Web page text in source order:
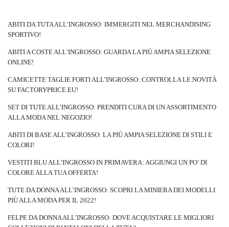
ABITI DA TUTA ALL’INGROSSO: IMMERGITI NEL MERCHANDISING
SPORTIVO!
ABITI A COSTE ALL’INGROSSO: GUARDA LA PIÙ AMPIA SELEZIONE
ONLINE!
CAMICETTE TAGLIE FORTI ALL’INGROSSO: CONTROLLA LE NOVITÀ
SU FACTORYPRICE.EU!
SET DI TUTE ALL’INGROSSO: PRENDITI CURA DI UN ASSORTIMENTO
ALLA MODA NEL NEGOZIO!
ABITI DI BASE ALL’INGROSSO: LA PIÙ AMPIA SELEZIONE DI STILI E
COLORI!
VESTITI BLU ALL’INGROSSO IN PRIMAVERA: AGGIUNGI UN PO’ DI
COLORE ALLA TUA OFFERTA!
TUTE DA DONNA ALL’INGROSSO: SCOPRI LA MINIERA DEI MODELLI
PIÙ ALLA MODA PER IL 2022!
FELPE DA DONNA ALL’INGROSSO: DOVE ACQUISTARE LE MIGLIORI